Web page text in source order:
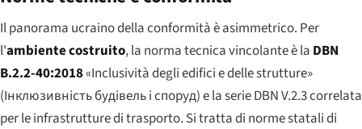
Il panorama ucraino della conformità è asimmetrico. Per
l'ambiente costruito, la norma tecnica vincolante è la DBN
B.2.2-40:2018«Inclusività degli edifici e delle strutture»
(Інклюзивність будівель і споруд) e la serie DBN V.2.3 correlata
per le infrastrutture di trasporto. Si tratta di norme statali di